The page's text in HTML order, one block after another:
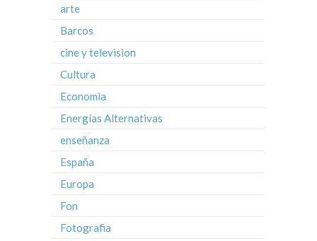
arte
Barcos
cine y television
Cultura
Economia
Energías Alternativas
enseñanza
España
Europa
Fon
Fotografia